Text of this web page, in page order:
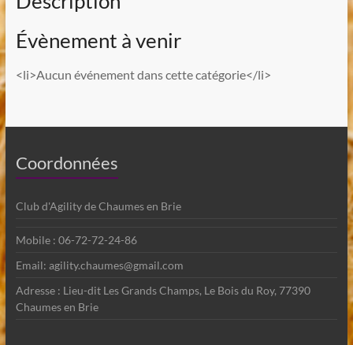
Évènement à venir
<li>Aucun événement dans cette catégorie</li>
Coordonnées
Club d'Agility de Chaumes en Brie
Mobile : 06-72-72-24-86
Email: agility.chaumes@gmail.com
Adresse : Lieu-dit Les Grands Champs, Le Bois du Roy, 77390
Chaumes en Brie